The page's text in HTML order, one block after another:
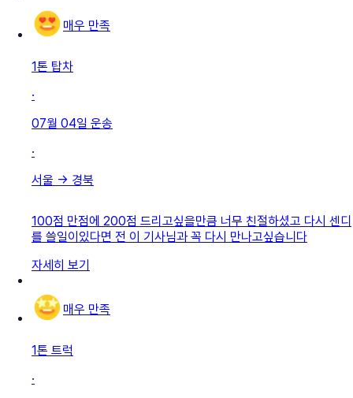
매우 만족
1톤 탑차
·
07월 04일 운송
·
서울 → 경북
100점 만점에 200점 드리고싶을만큼 너무 친절하셨고 다시 센디
를 쓸일이있다면 전 이 기사님과 꼭 다시 만나고싶습니다
자세히 보기
매우 만족
1톤 트럭
·